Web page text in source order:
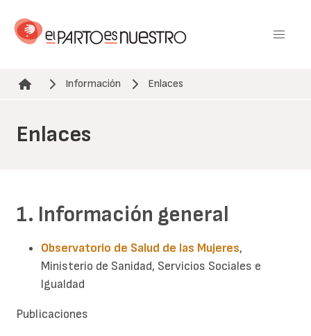
contenido
Ruta de navegación
Información Enlaces
Enlaces
1. Información general
Observatorio de Salud de las Mujeres,
Ministerio de Sanidad, Servicios Sociales e
Igualdad
Publicaciones